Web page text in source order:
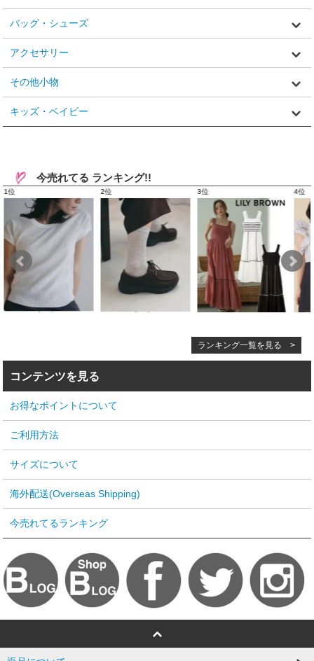
バッグ・シューズ
アクセサリー
その他小物
キッズ・ベイビー
今売れてる ランキング!!
ランキング一覧を見る >
コンテンツを見る
お得なポイントについて
ご利用方法
サイズについて
海外配送(Overseas Shipping)
今売れてるランキング